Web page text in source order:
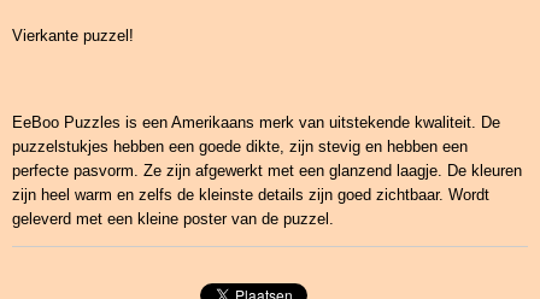
Vierkante puzzel!
EeBoo Puzzles is een Amerikaans merk van uitstekende kwaliteit. De
puzzelstukjes hebben een goede dikte, zijn stevig en hebben een
perfecte pasvorm. Ze zijn afgewerkt met een glanzend laagje. De kleuren
zijn heel warm en zelfs de kleinste details zijn goed zichtbaar. Wordt
geleverd met een kleine poster van de puzzel.